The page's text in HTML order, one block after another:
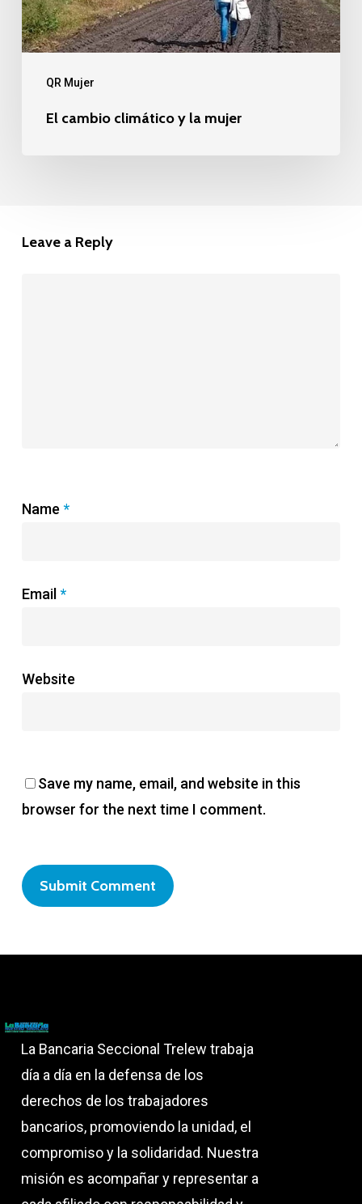
QR Mujer
mujer
El cambio climático y la mujer
Leave a Reply
Name *
Email *
Website
Save my name, email, and website in this
browser for the next time I comment.
La Bancaria Seccional Trelew trabaja
día a día en la defensa de los
derechos de los trabajadores
bancarios, promoviendo la unidad, el
compromiso y la solidaridad. Nuestra
misión es acompañar y representar a